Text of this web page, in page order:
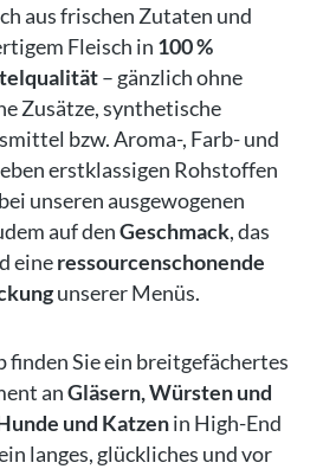
aus frischen Zutaten und
Fleisch in 100 %
– gänzlich ohne
Zusätze, synthetische
bzw. Aroma-, Farb- und
erstklassigen Rohstoffen
unseren ausgewogenen
auf denGeschmack, das
eineressourcenschonende
unserer Menüs.
finden Sie ein breitgefächertes
anGläsern, Würsten und
und Katzenin High-End
langes, glückliches und vor